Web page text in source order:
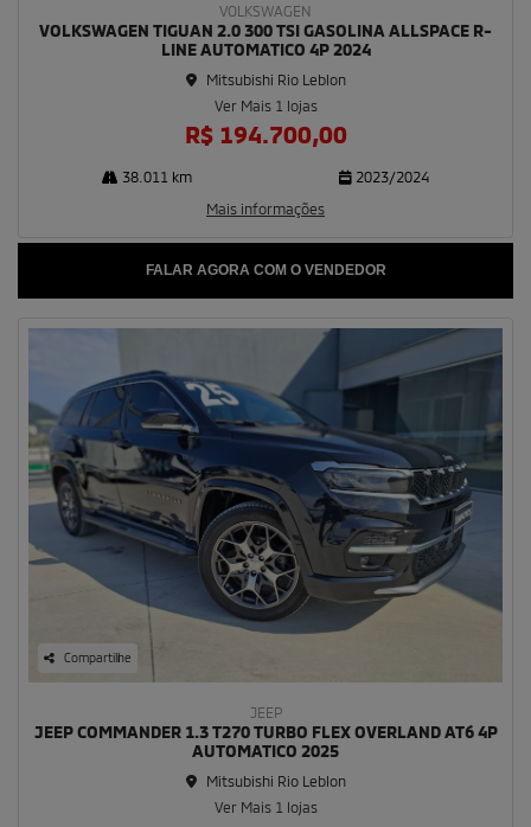
VOLKSWAGEN
VOLKSWAGEN TIGUAN 2.0 300 TSI GASOLINA ALLSPACE R-
LINE AUTOMATICO 4P 2024
Mitsubishi Rio Leblon
Ver Mais 1 lojas
R$ 194.700,00
38.011 km
2023/2024
Mais informações
FALAR AGORA COM O VENDEDOR
Compartilhe
JEEP
JEEP COMMANDER 1.3 T270 TURBO FLEX OVERLAND AT6 4P
AUTOMATICO 2025
Mitsubishi Rio Leblon
Ver Mais 1 lojas